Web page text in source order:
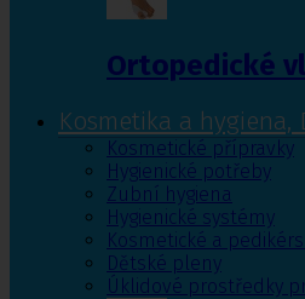
Ortopedické
Kosmetika a hygiena,
Kosmetické přípravky
Hygienické potřeby
Zubní hygiena
Hygienické systémy
Kosmetické a
Dětské pleny
Úklidové prostředky